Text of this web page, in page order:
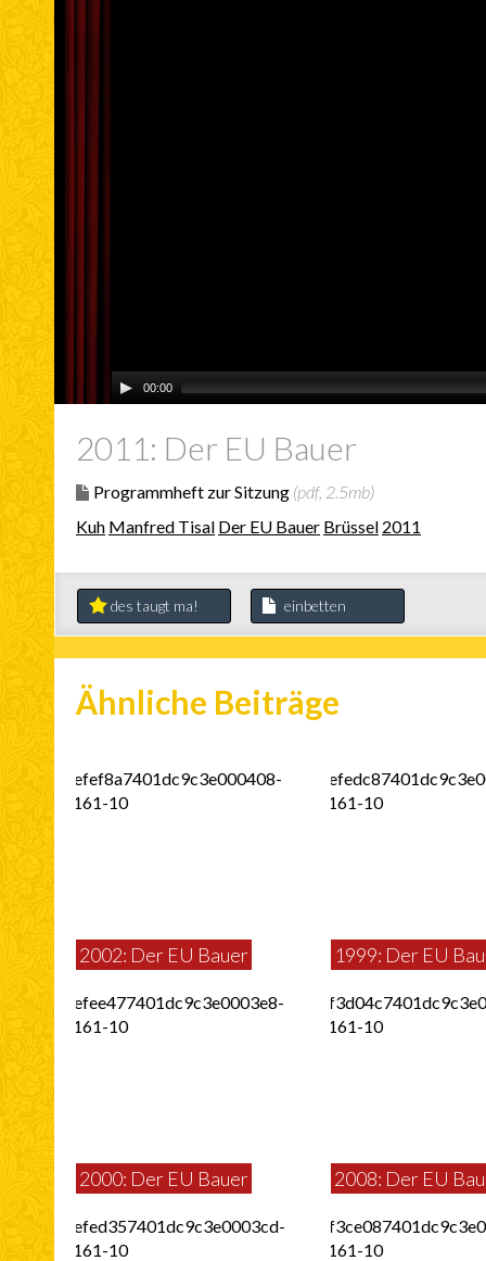
00:00
2011: Der EU Bauer
Programmheft zur Sitzung (pdf, 2.5mb)
Kuh Manfred Tisal Der EU Bauer Brüssel 2011
des taugt ma! einbetten
Ähnliche Beiträge
2002: Der EU Bauer 1999: Der EU
2000: Der EU Bauer 2008: Der EU